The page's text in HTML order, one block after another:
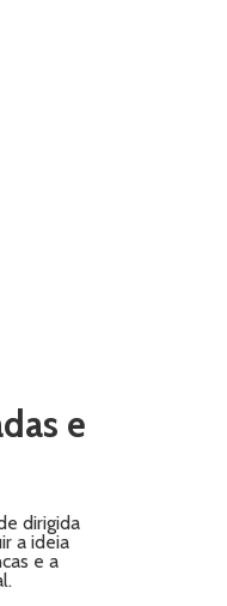
e
dirigida
a ideia
e a